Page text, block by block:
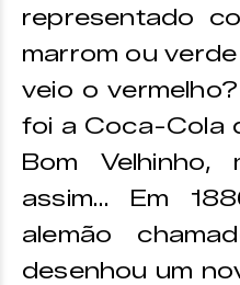
representado
marrom ou
veio o
foi a Coca-Cola
Bom
assim… Em
alemão
desenhou um